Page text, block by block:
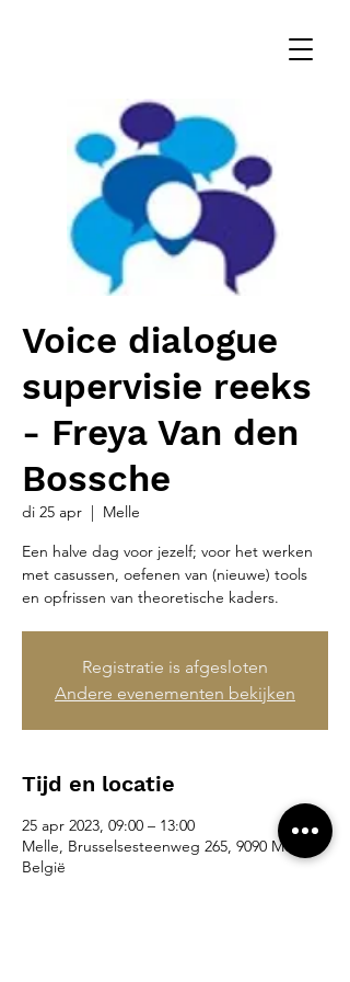
Voice dialogue
supervisie reeks
- Freya Van den
Bossche
di 25 apr
  |
Melle
Een halve dag voor jezelf; voor het werken
met casussen, oefenen van (nieuwe) tools
en opfrissen van theoretische kaders.
Registratie is afgesloten
Andere evenementen bekijken
Tijd en locatie
25 apr 2023, 09:00 – 13:00
Melle, Brusselsesteenweg 265, 9090 Melle,
België